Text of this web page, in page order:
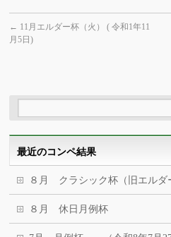
← 11月エルダー杯（火） ( 令和1年11
月5日)
最近のコンペ結果
８月 クラシック杯（旧エルダ
８月 休日月例杯 （